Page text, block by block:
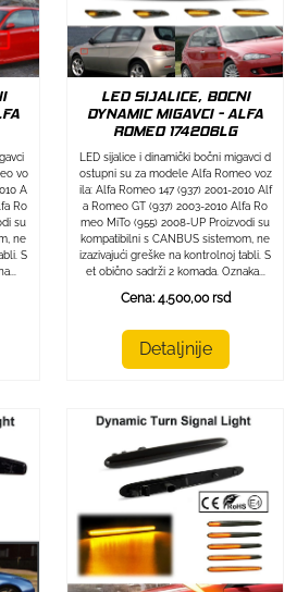
vo
A
Ro
su
ne
S
LED SIJALICE, BOCNI
DYNAMIC MIGAVCI - ALFA
ROMEO 174206LG
LED sijalice i dinamički bočni migavci d
ostupni su za modele Alfa Romeo voz
ila: Alfa Romeo 147 (937) 2001-2010 Alf
a Romeo GT (937) 2003-2010 Alfa Ro
meo MiTo (955) 2008-UP Proizvodi su
kompatibilni s CANBUS sistemom, ne
izazivajući greške na kontrolnoj tabli. S
et obično sadrži 2 komada. Oznaka...
Cena: 4.500,00 rsd
Detaljnije